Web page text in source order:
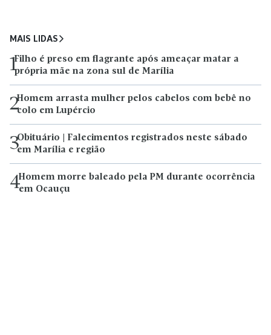
MAIS LIDAS
1Filho é preso em flagrante após ameaçar matar a
própria mãe na zona sul de Marília
2Homem arrasta mulher pelos cabelos com bebê no
colo em Lupércio
3Obituário | Falecimentos registrados neste sábado
em Marília e região
4Homem morre baleado pela PM durante ocorrência
em Ocauçu